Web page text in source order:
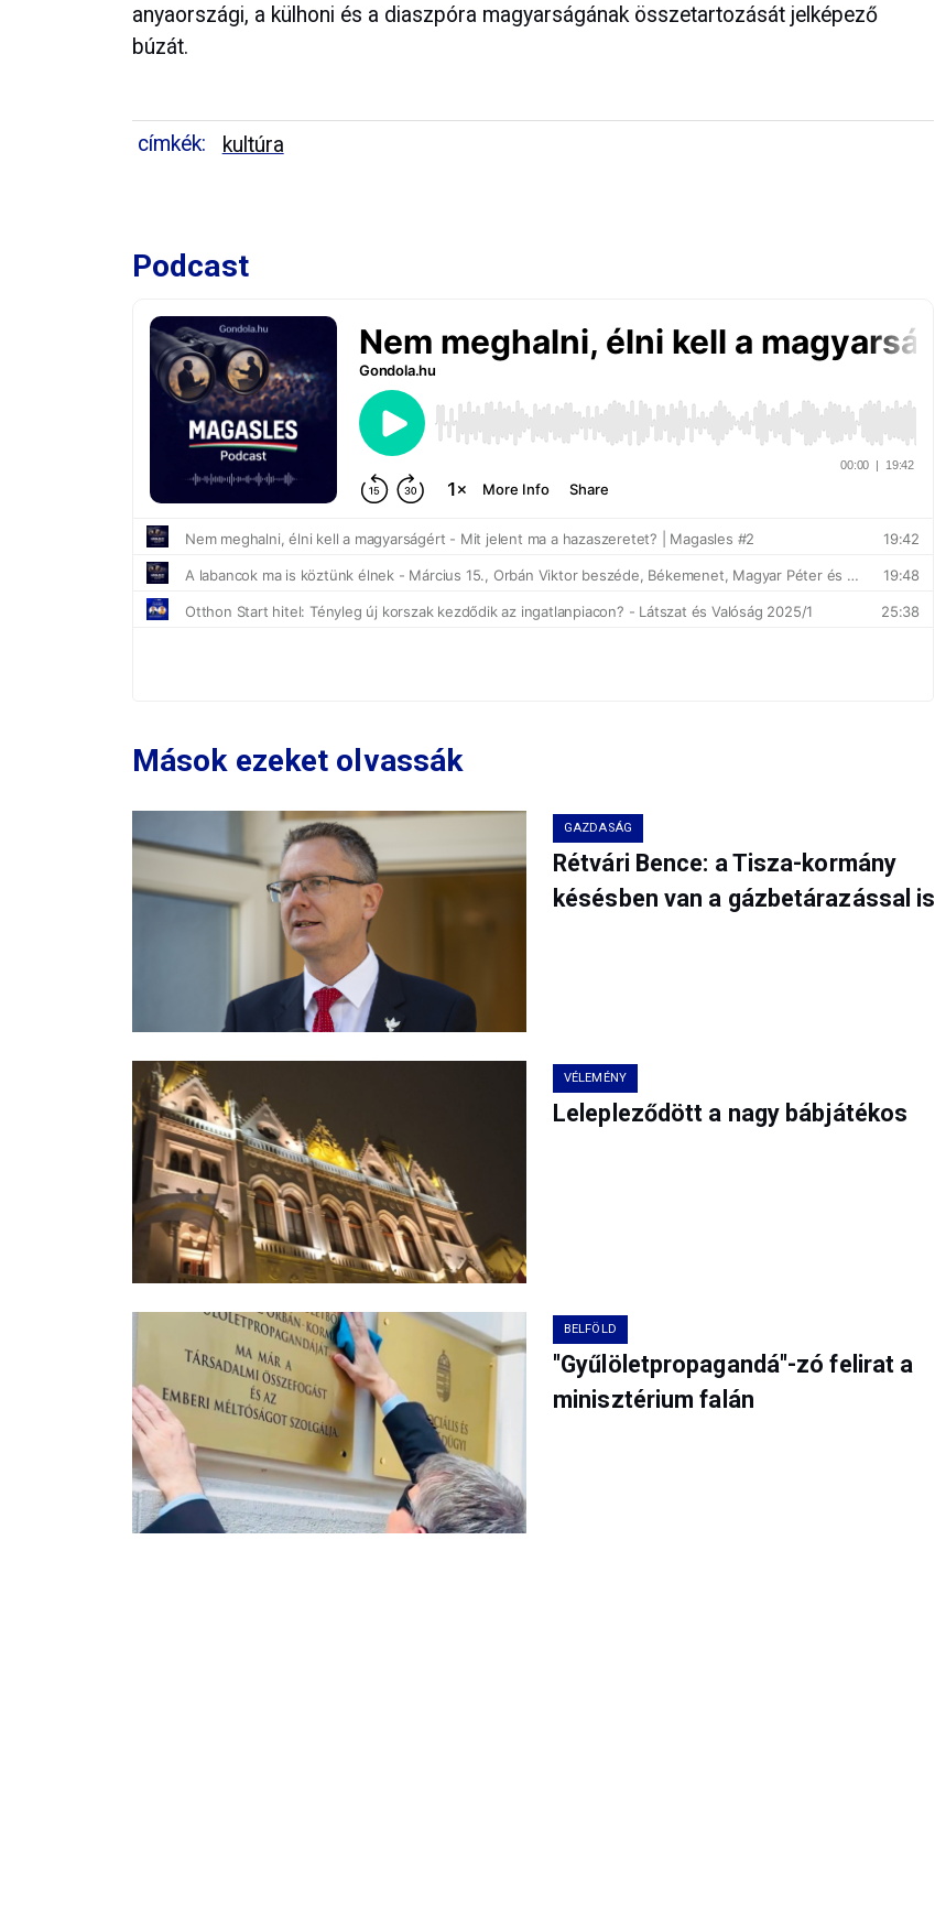
anyaországi, a külhoni és a diaszpóra magyarságának összetartozását jelképező
búzát.
címkék: kultúra
Podcast
Mások ezeket olvassák
GAZDASÁG
Rétvári Bence: a Tisza-kormány
késésben van a gázbetárazással is
VÉLEMÉNY
Lelepleződött a nagy bábjátékos
BELFÖLD
"Gyűlöletpropagandá"-zó felirat a
minisztérium falán